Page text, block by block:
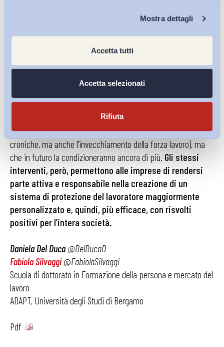
Mostra dettagli
Accetta tutti
Accetta selezionati
Rifiuta
attraverso l’uso della consulenza clinica organizzativa, capace
di essere uno strumento efficace sia per il soggetto implicato
nella disabilità che per la diffusione del benessere all’interno
Disability Management, quindi,
controllare la propria competitività ed i costi
economici e sociali in rapporto a variabili che già oggi
incidono sulla produttività(come le disabilità, le malattie
croniche, ma anche l’invecchiamento della forza lavoro), ma
che in futuro la condizioneranno ancora di più. Gli stessi
interventi, però, permettono alle imprese di rendersi
parte attiva e responsabile nella creazione di un
sistema di protezione del lavoratore maggiormente
personalizzato e, quindi, più efficace, con risvolti
positivi per l’intera società.
Daniela Del Duca@DelDucaD
Fabiola Silvaggi @FabiolaSilvaggi
Scuola di dottorato in Formazione della persona e mercato del
lavoro
ADAPT, Università degli Studi di Bergamo
Pdf